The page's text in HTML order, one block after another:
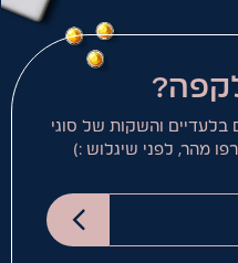
בלעדיים והשקות של סוגי
מהר, לפני שיגלוש :)
המייל שלך